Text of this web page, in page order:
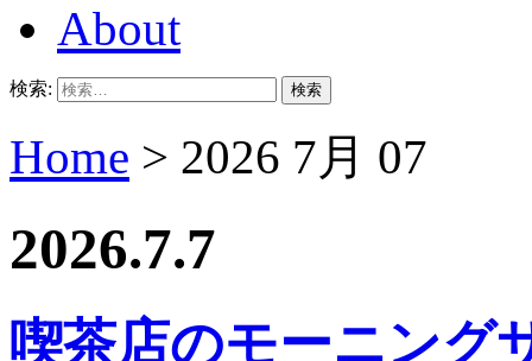
About
検索:
Home > 2026 7月 07
2026.7.7
喫茶店のモーニング